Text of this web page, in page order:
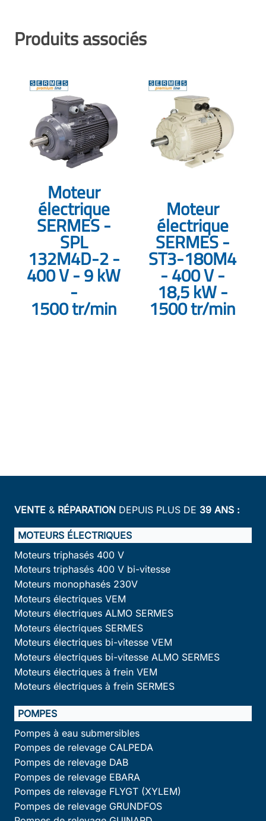
Produits associés
Moteur
électrique
SERMES -
SPL
132M4D-2 -
400 V - 9 kW
-
1500 tr/min
Moteur
électrique
SERMES -
ST3-180M4
- 400 V -
18,5 kW -
1500 tr/min
VENTE & RÉPARATION DEPUIS PLUS DE 39 ANS :
MOTEURS ÉLECTRIQUES
Moteurs triphasés 400 V
Moteurs triphasés 400 V bi-vitesse
Moteurs monophasés 230V
Moteurs électriques VEM
Moteurs électriques ALMO SERMES
Moteurs électriques SERMES
Moteurs électriques bi-vitesse VEM
Moteurs électriques bi-vitesse ALMO SERMES
Moteurs électriques à frein VEM
Moteurs électriques à frein SERMES
POMPES
Pompes à eau submersibles
Pompes de relevage CALPEDA
Pompes de relevage DAB
Pompes de relevage EBARA
Pompes de relevage FLYGT (XYLEM)
Pompes de relevage GRUNDFOS